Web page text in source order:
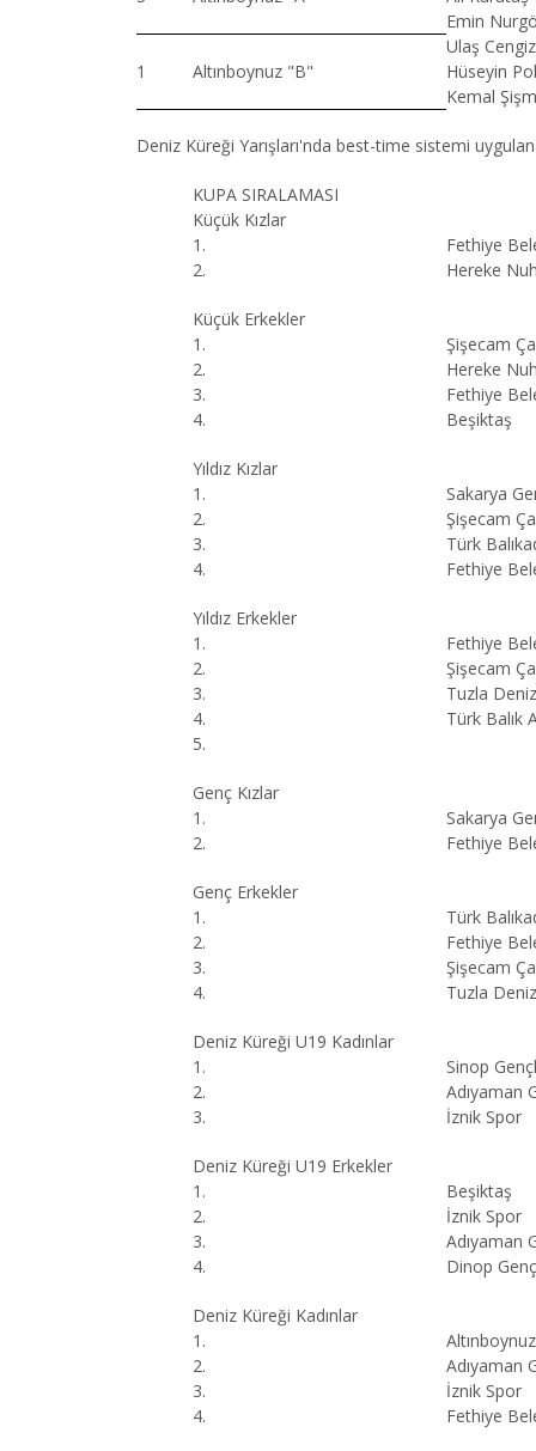
Emin
1 Altınboynuz "B"
Ulaş
Hüseyin
Kemal
Deniz Küreği Yarışları'nda best-time sistemi
KUPA SIRALAMASI
Küçük Kızlar
1.
Fethiye
2.
Hereke
Küçük Erkekler
1.
Şişecam
2.
Hereke
3.
Fethiye
4.
Beşiktaş
Yıldız Kızlar
1.
Sakarya
2.
Şişecam
3.
Türk
4.
Fethiye
Yıldız Erkekler
1.
Fethiye
2.
Şişecam
3.
Tuzla Deniz
4.
Türk Balık
5.
Genç Kızlar
1.
Sakarya
2.
Fethiye
Genç Erkekler
1.
Türk
2.
Fethiye
3.
Şişecam
4.
Tuzla Deniz
Deniz Küreği U19 Kadınlar
1.
Sinop
2.
Adıyaman
3.
İznik Spor
Deniz Küreği U19 Erkekler
1.
Beşiktaş
2.
İznik Spor
3.
Adıyaman
4.
Dinop
Deniz Küreği Kadınlar
1.
Altınboynuz
2.
Adıyaman
3.
İznik Spor
4.
Fethiye